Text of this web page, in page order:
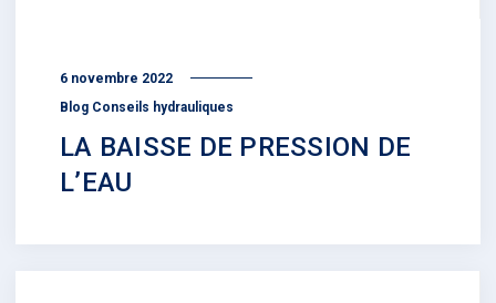
6 novembre 2022
Blog Conseils hydrauliques
LA BAISSE DE PRESSION DE
L’EAU